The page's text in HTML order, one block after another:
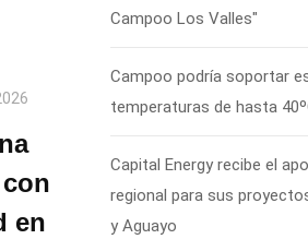
en
Campoo Los Valles"
Campoo podría soportar
temperaturas de hasta
Capital Energy recibe el
regional para sus
y Aguayo